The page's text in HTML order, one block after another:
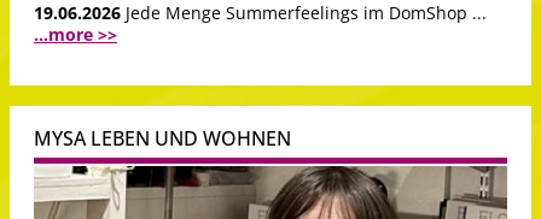
19.06.2026 Jede Menge Summerfeelings im DomShop ...
...more >>
MYSA LEBEN UND WOHNEN